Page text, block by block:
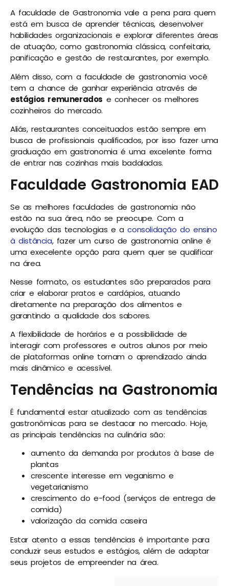
A faculdade de Gastronomia vale a pena para quem
está em busca de aprender técnicas, desenvolver
habilidades organizacionais e explorar diferentes áreas
de atuação, como gastronomia clássica, confeitaria,
panificação e gestão de restaurantes, por exemplo.
Além disso, com a faculdade de gastronomia você
tem a chance de ganhar experiência através de
estágios remunerados e conhecer os melhores
cozinheiros do mercado.
Aliás, restaurantes conceituados estão sempre em
busca de profissionais qualificados, por isso fazer uma
graduação em gastronomia é uma excelente forma
de entrar nas cozinhas mais badaladas.
Faculdade Gastronomia EAD
Se as melhores faculdades de gastronomia não
estão na sua área, não se preocupe. Com a
evolução das tecnologias e aconsolidação do ensino
à distância, fazer um curso de gastronomia online é
uma execelente opção para quem quer se qualificar
na área.
Nesse formato, os estudantes são preparados para
criar e elaborar pratos e cardápios, atuando
diretamente na preparação dos alimentos e
garantindo a qualidade dos sabores.
A flexibilidade de horários e a possibilidade de
interagir com professores e outros alunos por meio
de plataformas online tornam o aprendizado ainda
mais dinâmico e acessível.
Tendências na Gastronomia
É fundamental estar atualizado com as tendências
gastronômicas para se destacar no mercado. Hoje,
as principais tendências na culinária são:
aumento da demanda por produtos à base de
plantas
crescente interesse em veganismo e
vegetarianismo
crescimento do e-food (serviços de entrega de
comida)
valorização da comida caseira
Estar atento a essas tendências é importante para
conduzir seus estudos e estágios, além de adaptar
seus projetos de empreender na área.